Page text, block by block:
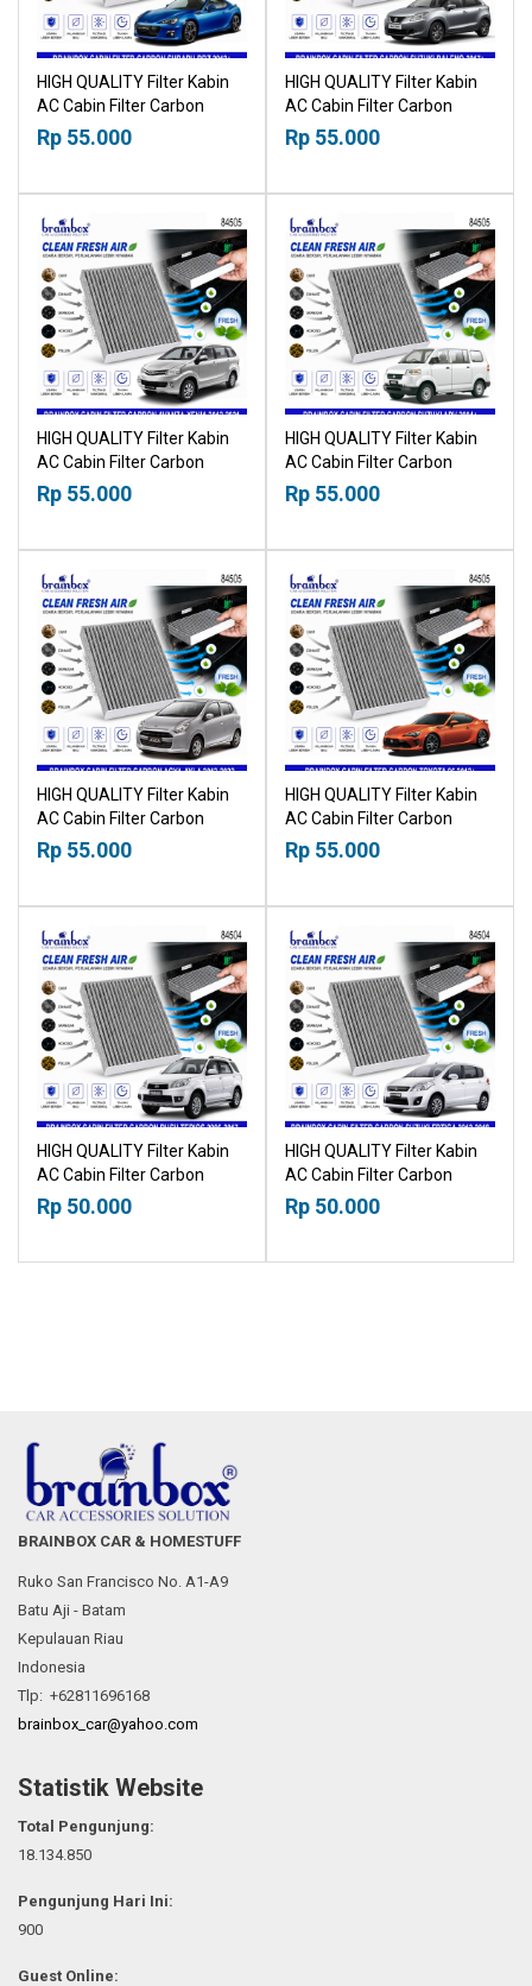
HIGH QUALITY Filter Kabin
AC Cabin Filter Carbon
Subaru BRZ 2012+
18518030
Rp 55.000
HIGH QUALITY Filter Kabin
AC Cabin Filter Carbon
Suzuki Baleno 2017+
18518030
Rp 55.000
HIGH QUALITY Filter Kabin
AC Cabin Filter Carbon
Toyota Avanza Daihatsu
Xenia 2012-2021 18518030
Rp 55.000
HIGH QUALITY Filter Kabin
AC Cabin Filter Carbon
Suzuki APV 2004+
18518030
Rp 55.000
HIGH QUALITY Filter Kabin
AC Cabin Filter Carbon
Toyota Agya Daihatsu Ayla
2012-2022 18518030
Rp 55.000
HIGH QUALITY Filter Kabin
AC Cabin Filter Carbon
Toyota 86 2012+ 18518030
Rp 55.000
HIGH QUALITY Filter Kabin
AC Cabin Filter Carbon
Toyota Rush Daihatsu
Terios 2006-2017
Rp 50.000
HIGH QUALITY Filter Kabin
AC Cabin Filter Carbon
Suzuki Ertiga 2012-2018
18015030
Rp 50.000
BRAINBOX CAR & HOMESTUFF
Ruko San Francisco No. A1-A9
Batu Aji - Batam
Kepulauan Riau
Indonesia
Tlp: +62811696168
brainbox_car@yahoo.com
Statistik Website
Total Pengunjung:
18.134.850
Pengunjung Hari Ini:
900
Guest Online: